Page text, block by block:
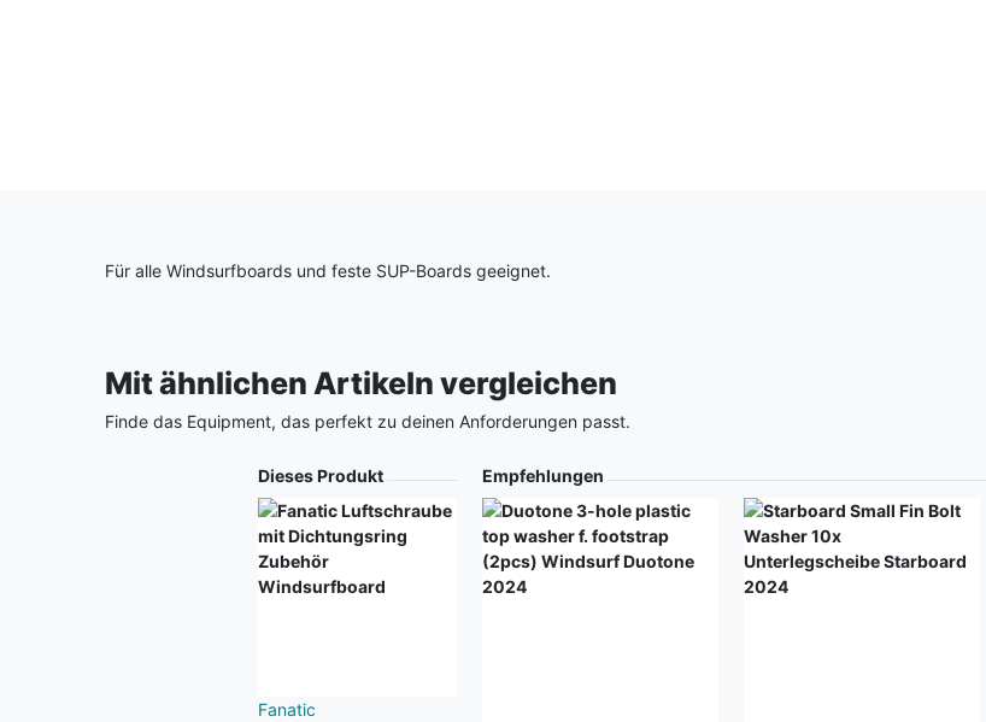
Für alle Windsurfboards und feste SUP-Boards geeignet.
Mit ähnlichen Artikeln vergleichen
Finde das Equipment, das perfekt zu deinen Anforderungen passt.
Dieses Produkt
Fanatic
Empfehlungen